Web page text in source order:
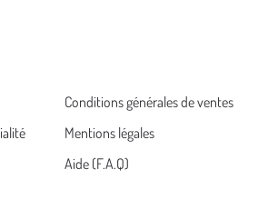
Conditions générales de ventes
Mentions légales
Aide (F.A.Q)